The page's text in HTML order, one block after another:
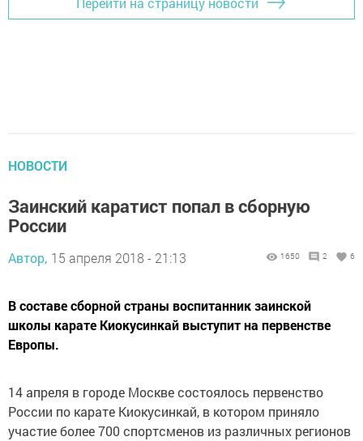
НОВОСТИ
Заинский каратист попал в сборную
России
Автор, 15 апреля 2018 - 21:13 1650 2 6
В составе сборной страны воспитанник заинской
школы карате Киокусинкай выступит на первенстве
Европы.
14 апреля в городе Москве состоялось первенство
России по карате Киокусинкай, в котором приняло
участие более 700 спортсменов из различных регионов